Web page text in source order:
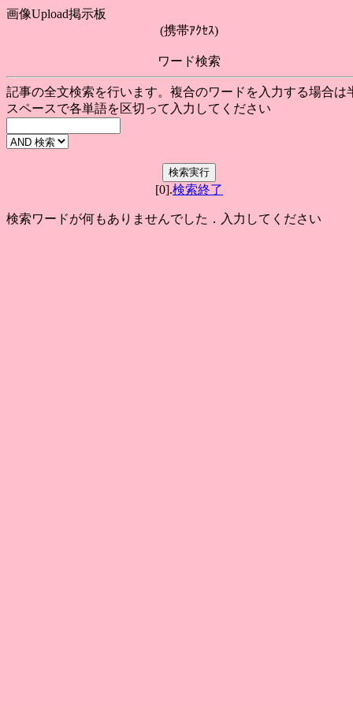
画像Upload掲示板
(携帯ｱｸｾｽ)
ワード検索
記事の全文検索を行います。複合のワードを入力する場合は
スペースで各単語を区切って入力してください
[0].検索終了
検索ワードが何もありませんでした．入力してください